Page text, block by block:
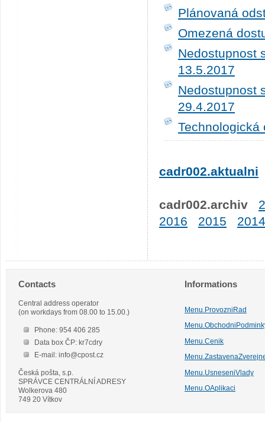
Plánovaná
Omezená
Nedostupnost
13.5.2017
Nedostupnost
29.4.2017
Technologická
cadr002.aktualni
cadr002.archiv
2016
2015 2014
Contacts
Central address operator
(on workdays from 08.00 to 15.00.)
Phone: 954 406 285
Data box ČP: kr7cdry
E-mail: info@cpost.cz
Česká pošta, s.p.
SPRÁVCE CENTRÁLNÍ ADRESY
Wolkerova 480
749 20 Vítkov
Informations
Menu.ProvozniRad
Menu.Cenik
Menu.UsneseniVlady
Menu.OAplikaci